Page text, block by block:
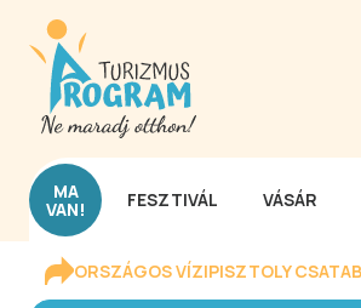
MA
VAN! FESZTIVÁL VÁSÁR
ORSZÁGOS VÍZIPISZTOLY CSATA